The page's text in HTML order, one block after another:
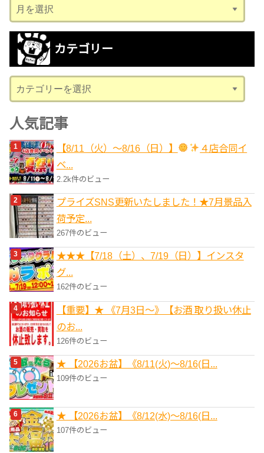
ー
カ
ブ
カテゴリー
テ
ゴ
リ
ー
人気記事
【8/11（火）～8/16（日）】
４店合同イ
ベ...
2.2k件のビュー
プライズSNS更新いたしました！★7月景品入
荷予定...
267件のビュー
★★★【7/18（土）、7/19（日）】インスタ
グ...
162件のビュー
【重要】★ 《7月3日～》【お酒 取り扱い休止
のお...
126件のビュー
★ 【2026お盆】《8/11(火)～8/16(日...
109件のビュー
★ 【2026お盆】《8/12(水)～8/16(日...
107件のビュー